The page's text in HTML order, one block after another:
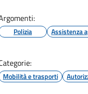
Polizia Assistenza
Mobilità e trasporti